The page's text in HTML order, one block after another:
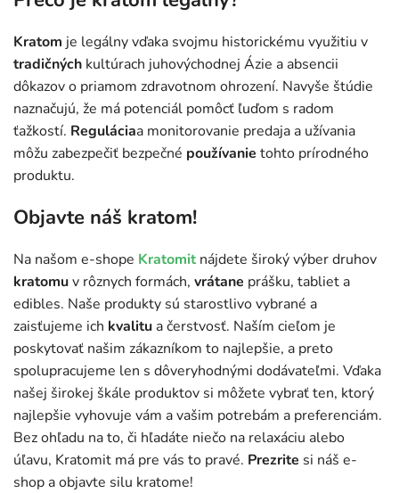
Kratom je legálny vďaka svojmu historickému využitiu v
tradičných kultúrach juhovýchodnej Ázie a absencii
dôkazov o priamom zdravotnom ohrození. Navyše štúdie
naznačujú, že má potenciál pomôcť ľuďom s radom
ťažkostí. Reguláciaa monitorovanie predaja a užívania
môžu zabezpečiť bezpečné používanie tohto prírodného
produktu.
Objavte náš kratom!
Na našom e-shope Kratomit nájdete široký výber druhov
kratomuv rôznych formách, vrátane prášku, tabliet a
edibles. Naše produkty sú starostlivo vybrané a
zaisťujeme ich kvalitu a čerstvosť. Naším cieľom je
poskytovať našim zákazníkom to najlepšie, a preto
spolupracujeme len s dôveryhodnými dodávateľmi. Vďaka
našej širokej škále produktov si môžete vybrať ten, ktorý
najlepšie vyhovuje vám a vašim potrebám a preferenciám.
Bez ohľadu na to, či hľadáte niečo na relaxáciu alebo
úľavu, Kratomit má pre vás to pravé. Prezrite si náš e-
shop a objavte silu kratome!